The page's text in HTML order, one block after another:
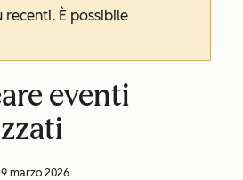
È possibile
eventi
marzo 2026